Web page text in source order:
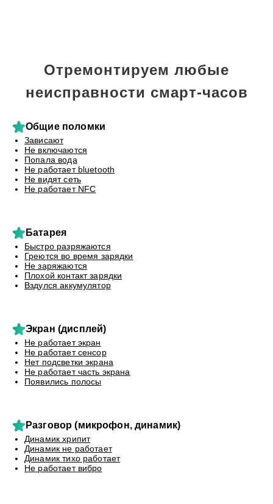
Отремонтируем любые
неисправности смарт-часов
Общие поломки
Зависают
Не включаются
Попала вода
Не работает bluetooth
Не видят сеть
Не работает NFC
Батарея
Быстро разряжаются
Греются во время зарядки
Не заряжаются
Плохой контакт зарядки
Вздулся аккумулятор
Экран (дисплей)
Не работает экран
Не работает сенсор
Нет подсветки экрана
Не работает часть экрана
Появились полосы
Разговор (микрофон, динамик)
Динамик хрипит
Динамик не работает
Динамик тихо работает
Не работает вибро